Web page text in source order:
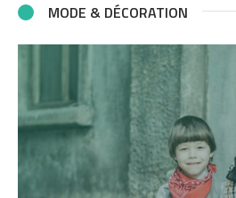
MODE & DÉCORATION